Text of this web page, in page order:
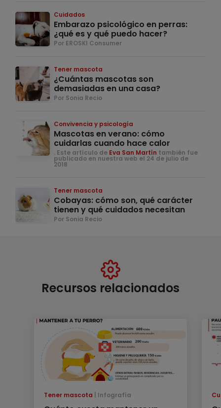
Cuidados
Embarazo psicológico en perras:
¿qué es y qué puedo hacer?
Por EROSKI Consumer
Tener mascota
¿Cuántas mascotas son
demasiadas en una casa?
Por Sonia Recio
Convivencia y psicología
Mascotas en verano: cómo
cuidarlas cuando hace calor
. Este artículo de Eva San Martín también fue
publicado en nuestra web el 24 de julio de
2018
Tener mascota
Cobayas: cómo son, qué carácter
tienen y qué cuidados necesitan
Por Sonia Recio
Recursos relacionados
Tener mascota Infografía